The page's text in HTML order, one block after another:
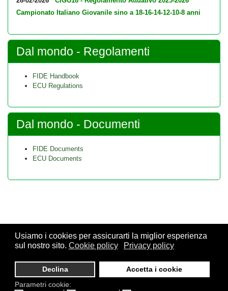
Usiamo i cookies per assicurarti la miglior esperienza
sul nostro sito. Cookie policy Privacy policy
Declina
Accetta i cookie
Parametri cookie:
Campionato Italiano Giovanile sino a 18-16-14-12-10-8 anni
Dal mondo - Regolamenti
FIDE Handbook
ECU Regulations
Dal mondo - Documenti
FIDE Documents
ECU Documents
Giovanna, 12 - 20129 Milano - CF. 80105170155 - P. Iva
10013490155 - Email fsi@federscacchi.it - Tel. 02.86464369 -
Privacy